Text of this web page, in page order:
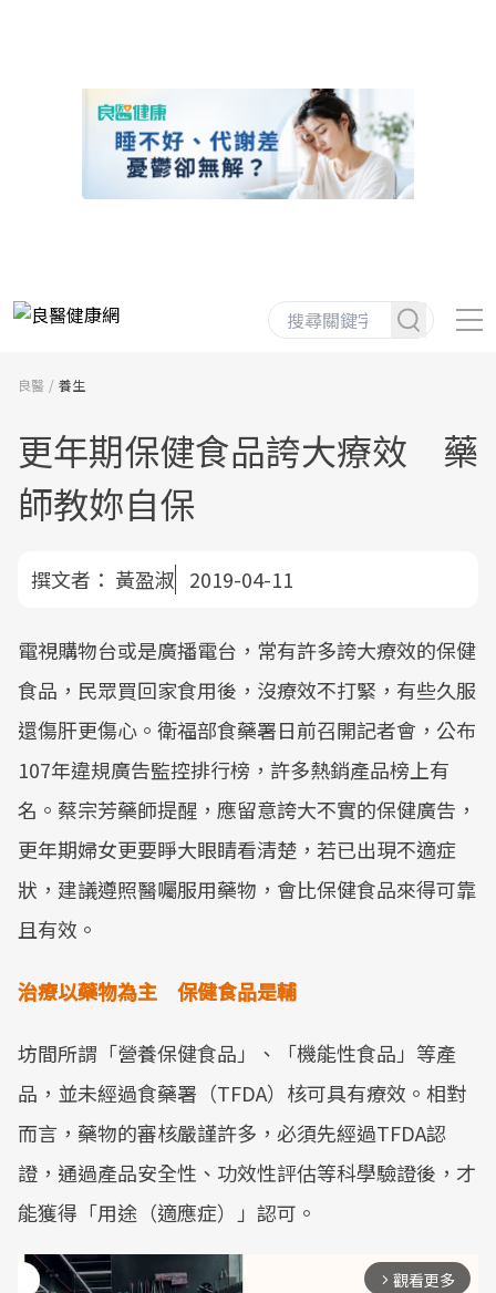
良醫 養生
更年期保健食品誇大療效 藥
師教妳自保
撰文者： 黃盈淑 2019-04-11
電視購物台或是廣播電台，常有許多誇大療效的保健
食品，民眾買回家食用後，沒療效不打緊，有些久服
還傷肝更傷心。衛福部食藥署日前召開記者會，公布
107年違規廣告監控排行榜，許多熱銷產品榜上有
名。蔡宗芳藥師提醒，應留意誇大不實的保健廣告，
更年期婦女更要睜大眼睛看清楚，若已出現不適症
狀，建議遵照醫囑服用藥物，會比保健食品來得可靠
且有效。
治療以藥物為主 保健食品是輔
坊間所謂「營養保健食品」、「機能性食品」等產
品，並未經過食藥署（TFDA）核可具有療效。相對
而言，藥物的審核嚴謹許多，必須先經過TFDA認
證，通過產品安全性、功效性評估等科學驗證後，才
能獲得「用途（適應症）」認可。
arrow_forward_ios 觀看更多